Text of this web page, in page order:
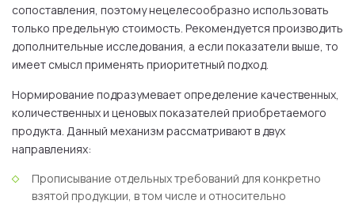
сопоставления, поэтому нецелесообразно использовать
только предельную стоимость. Рекомендуется производить
дополнительные исследования, а если показатели выше, то
имеет смысл применять приоритетный подход.
Нормирование подразумевает определение качественных,
количественных и ценовых показателей приобретаемого
продукта. Данный механизм рассматривают в двух
направлениях:
Прописывание отдельных требований для конкретно
взятой продукции, в том числе и относительно